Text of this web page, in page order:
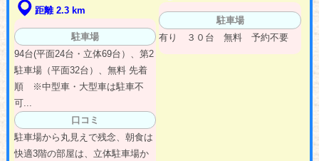
距離 2.3 km
駐車場
94台(平面24台・立体69台）、第2
駐車場（平面32台）、無料 先着
順 ※中型車・大型車は駐車不
可...
口コミ
駐車場から丸見えで残念、朝食は
快適3階の部屋は、立体駐車場か
駐車場
有り ３０台 無料 予約不要